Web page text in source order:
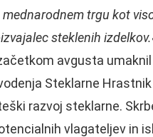
trgu kot
steklenih
avgusta umaknil
Steklarne
razvoj steklarne.
vlagateljev in